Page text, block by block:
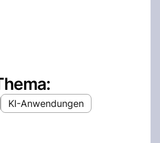
KI-Anwendungen